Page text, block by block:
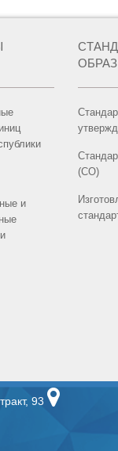
и
(СО)
93